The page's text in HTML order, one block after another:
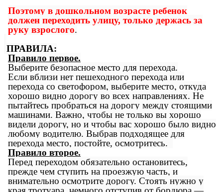
Поэтому в дошкольном возрасте ребенок
должен переходить улицу, только держась за
руку взрослого.
ПРАВИЛА:
Правило первое.
Выберите безопасное место для перехода.
Если вблизи нет пешеходного перехода или
перехода со светофором, выберите место, откуда
хорошо видно дорогу во всех направлениях. Не
пытайтесь пробраться на дорогу между стоящими
машинами. Важно, чтобы не только вы хорошо
видели дорогу, но и чтобы вас хорошо было видно
любому водителю. Выбрав подходящее для
перехода место, постойте, осмотритесь.
Правило второе.
Перед переходом обязательно остановитесь,
прежде чем ступить на проезжую часть, и
внимательно осмотрите дорогу. Стоять нужно у